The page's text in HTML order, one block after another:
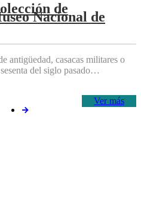
de
Nacional de
antigüedad, casacas militares o
del siglo pasado…
Ver más